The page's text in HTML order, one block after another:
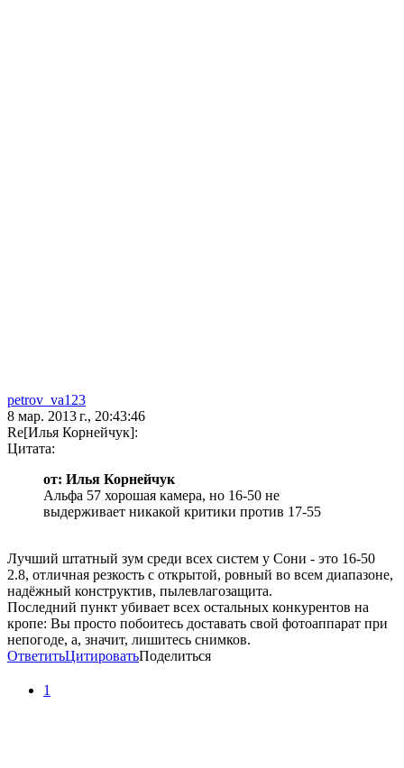
petrov_va123
8 мар. 2013 г., 20:43:46
Re[Илья Корнейчук]:
Цитата:
от: Илья Корнейчук
Альфа 57 хорошая камера, но 16-50 не
выдерживает никакой критики против 17-55
Лучший штатный зум среди всех систем у Сони - это 16-50
2.8, отличная резкость с открытой, ровный во всем диапазоне,
надёжный конструктив, пылевлагозащита.
Последний пункт убивает всех остальных конкурентов на
кропе: Вы просто побоитесь доставать свой фотоаппарат при
непогоде, а, значит, лишитесь снимков.
ОтветитьЦитироватьПоделиться
1